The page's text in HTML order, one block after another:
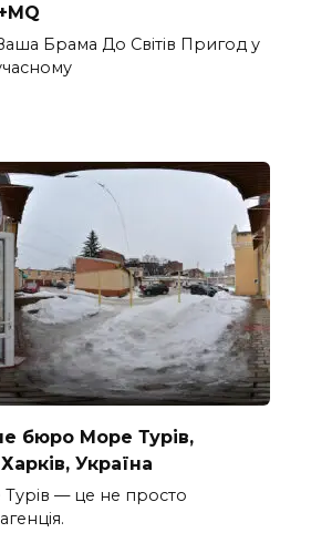
Брама До Світів Пригод у
бюро Море Турів,
Україна
— це не просто